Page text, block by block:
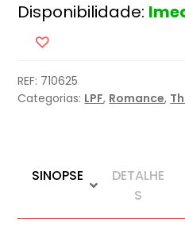
Mortal
Disponibilidade:
REF: 710625
Categorias: LPF, Romance,
SINOPSE
DETALHE
S